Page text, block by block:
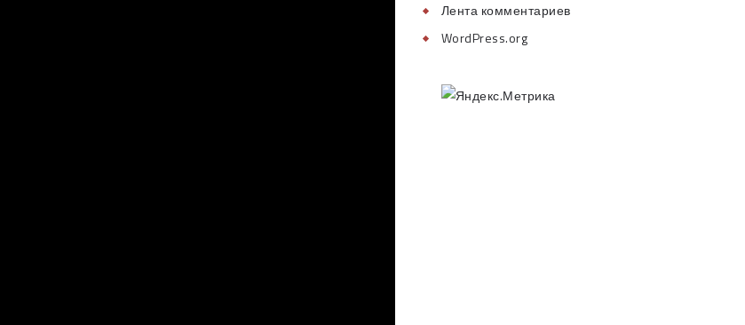
Лента комментариев
WordPress.org